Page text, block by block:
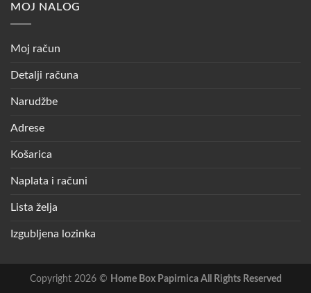
MOJ NALOG
Moj račun
Detalji računa
Narudžbe
Adrese
Košarica
Naplata i računi
Lista želja
Izgubljena lozinka
Copyright 2026 © Home Box Papirnica All Rights Reserved